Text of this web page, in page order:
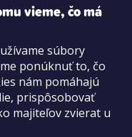
vieme, čo má
súbory
ponúknuť to, čo
nám pomáhajú
prispôsobovať
majiteľov zvierat u